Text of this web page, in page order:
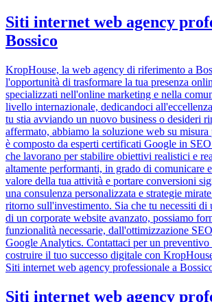
Siti internet web agency
Bossico
KropHouse, la web agency di riferimento a
l'opportunità di trasformare la tua presenza
specializzati nell'online marketing e nella
livello internazionale, dedicandoci
tu stia avviando un nuovo business o desideri
affermato, abbiamo la soluzione web su
è composto da esperti certificati Google in
che lavorano per stabilire obiettivi realistici e
altamente performanti, in grado di comunicare
valore della tua attività e portare conversioni
una consulenza personalizzata e strategie
ritorno sull'investimento. Sia che tu necessiti di
di un corporate website avanzato, possiamo
funzionalità necessarie, dall'ottimizzazione
Google Analytics. Contattaci per un preventivo
costruire il tuo successo digitale con
Siti internet web agency professionale a
Siti internet web agency